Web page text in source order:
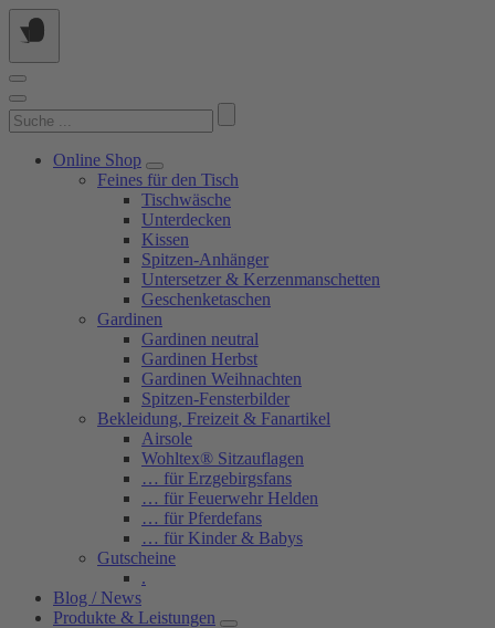
Springe
zum
Suchen
nach:
Online Shop
Feines für den Tisch
Tischwäsche
Unterdecken
Kissen
Spitzen-Anhänger
Untersetzer & Kerzenmanschetten
Geschenketaschen
Gardinen
Gardinen neutral
Gardinen Herbst
Gardinen Weihnachten
Spitzen-Fensterbilder
Bekleidung, Freizeit & Fanartikel
Airsole
Wohltex® Sitzauflagen
… für Erzgebirgsfans
… für Feuerwehr Helden
… für Pferdefans
… für Kinder & Babys
Gutscheine
.
Blog / News
Produkte & Leistungen